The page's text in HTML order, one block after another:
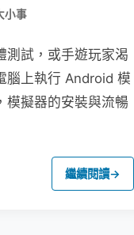
小事
測試，或手遊玩家渴
腦上執行 Android 模
模擬器的安裝與流暢
繼續閱讀→